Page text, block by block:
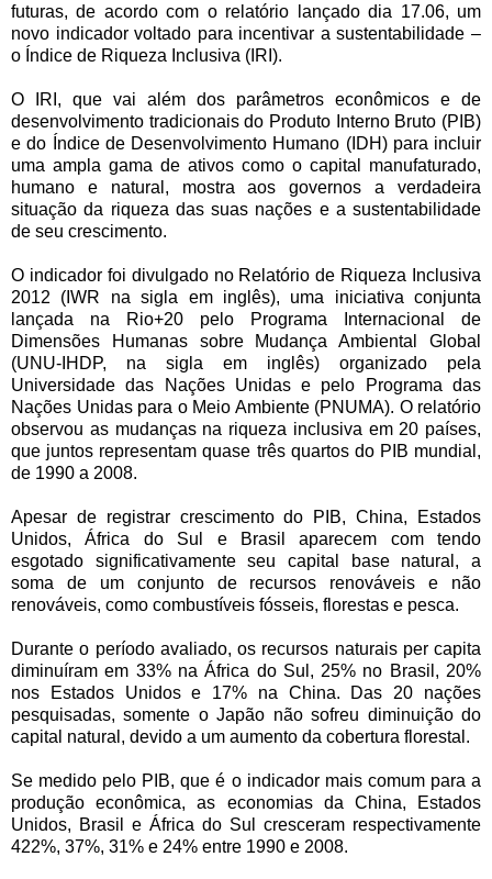
futuras, de acordo com o relatório lançado dia 17.06, um
novo indicador voltado para incentivar a sustentabilidade –
o Índice de Riqueza Inclusiva (IRI).
O IRI, que vai além dos parâmetros econômicos e de
desenvolvimento tradicionais do Produto Interno Bruto (PIB)
e do Índice de Desenvolvimento Humano (IDH) para incluir
uma ampla gama de ativos como o capital manufaturado,
humano e natural, mostra aos governos a verdadeira
situação da riqueza das suas nações e a sustentabilidade
de seu crescimento.
O indicador foi divulgado no Relatório de Riqueza Inclusiva
2012 (IWR na sigla em inglês), uma iniciativa conjunta
lançada na Rio+20 pelo Programa Internacional de
Dimensões Humanas sobre Mudança Ambiental Global
(UNU-IHDP, na sigla em inglês) organizado pela
Universidade das Nações Unidas e pelo Programa das
Nações Unidas para o Meio Ambiente (PNUMA). O relatório
observou as mudanças na riqueza inclusiva em 20 países,
que juntos representam quase três quartos do PIB mundial,
de 1990 a 2008.
Apesar de registrar crescimento do PIB, China, Estados
Unidos, África do Sul e Brasil aparecem com tendo
esgotado significativamente seu capital base natural, a
soma de um conjunto de recursos renováveis e não
renováveis, como combustíveis fósseis, florestas e pesca.
Durante o período avaliado, os recursos naturais per capita
diminuíram em 33% na África do Sul, 25% no Brasil, 20%
nos Estados Unidos e 17% na China. Das 20 nações
pesquisadas, somente o Japão não sofreu diminuição do
capital natural, devido a um aumento da cobertura florestal.
Se medido pelo PIB, que é o indicador mais comum para a
produção econômica, as economias da China, Estados
Unidos, Brasil e África do Sul cresceram respectivamente
422%, 37%, 31% e 24% entre 1990 e 2008.